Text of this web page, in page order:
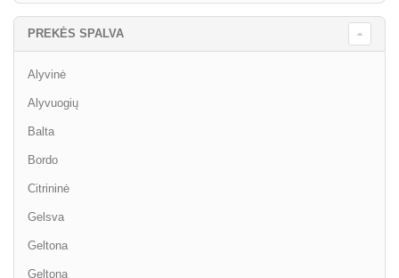
PREKĖS SPALVA
Alyvinė
Alyvuogių
Balta
Bordo
Citrininė
Gelsva
Geltona
Geltona